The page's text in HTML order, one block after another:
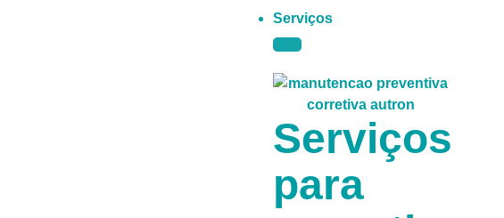
Serviços
Serviços
para